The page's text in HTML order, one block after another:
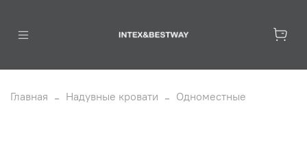
Главная Надувные кровати Одноместные